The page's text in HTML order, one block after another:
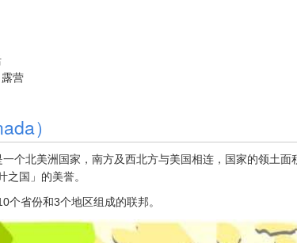
营
）
个北美洲国家，南方及西北方与美国相连，国家的领土
之国」的美誉。
个省份和3个地区组成的联邦。